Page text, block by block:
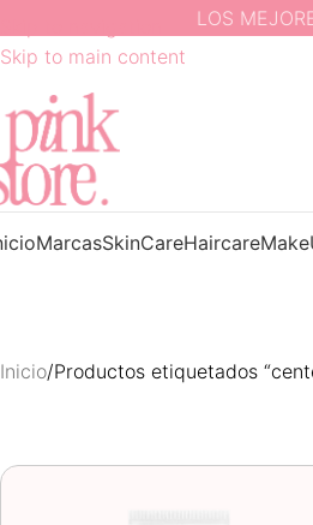
Skip to main content
LOS MEJORES
MarcasSkinCareHaircare
Inicio Productos etiquetados